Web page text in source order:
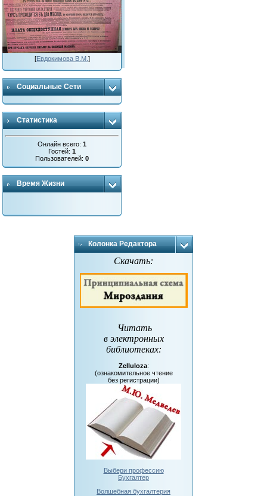
[Евдокимова В.М. ]
Социальные Сети
Статистика
Онлайн всего:1
Гостей:1
Пользователей:0
Время Жизни
Колонка Редактора
Скачать:
Читать
в электронных
библиотеках:
Zelluloza:
(ознакомительное чтение
без регистрации)
Выбери профессию
Бухгалтер
Волшебная бухгалтерия